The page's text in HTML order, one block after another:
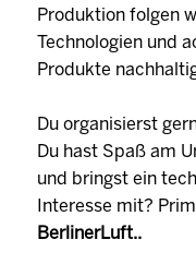
Produktion folgen
Technologien und
Produkte
Du organisierst
Du hast Spaß am
und bringst ein
Interesse mit?
BerlinerLuft..